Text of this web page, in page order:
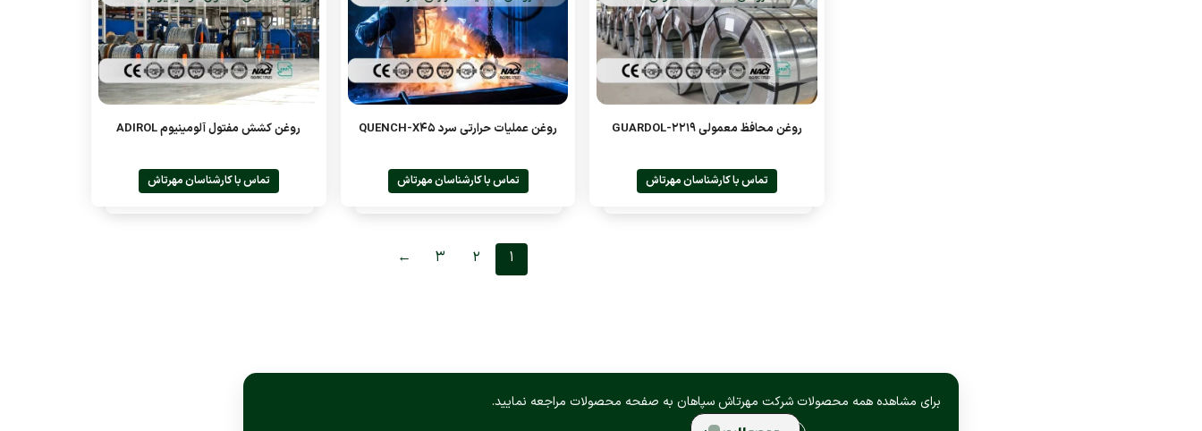
روغن محافظ معمولی GUARDOL-2219
تماس با کارشناسان مهرتاش
روغن عملیات حرارتی سرد QUENCH-X45
تماس با کارشناسان مهرتاش
روغن کشش مفتول آلومینیوم ADIROL
تماس با کارشناسان مهرتاش
1
2
3
←
برای مشاهده همه محصولات شرکت مهرتاش سپاهان به صفحه محصولات مراجعه نمایید.